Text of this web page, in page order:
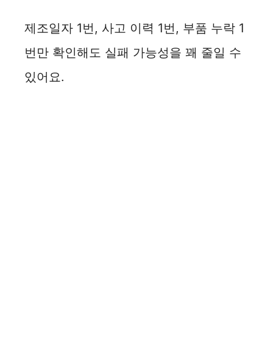
제조일자 1번, 사고 이력 1번, 부품 누락 1
번만 확인해도 실패 가능성을 꽤 줄일 수
있어요.